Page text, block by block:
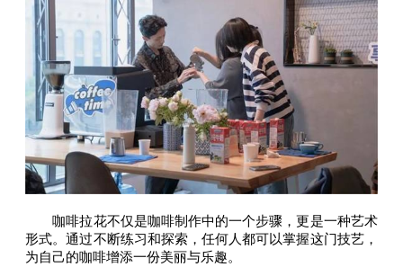
咖啡拉花不仅是咖啡制作中的一个步骤，更是一种艺术
形式。通过不断练习和探索，任何人都可以掌握这门技艺，
为自己的咖啡增添一份美丽与乐趣。